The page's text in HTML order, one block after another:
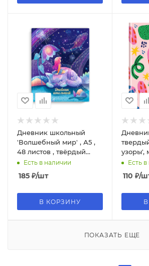
Дневник школьный
'Волшебный мир' , А5 ,
48 листов , твёрдый
переплёт, 63366
Есть в наличии
185 ₽/шт
В КОРЗИНУ
узоры',
Есть
110 ₽/
ПОКАЗАТЬ ЕЩЕ